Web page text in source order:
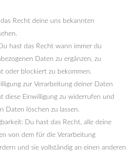
Recht deine uns bekannten
hast das Recht wann immer du
Daten zu ergänzen, zu
oder blockiert zu bekommen.
zur Verarbeitung deiner Daten
diese Einwilligung zu widerrufen und
Daten löschen zu lassen.
Du hast das Recht, alle deine
von dem für die Verarbeitung
und sie vollständig an einen anderen